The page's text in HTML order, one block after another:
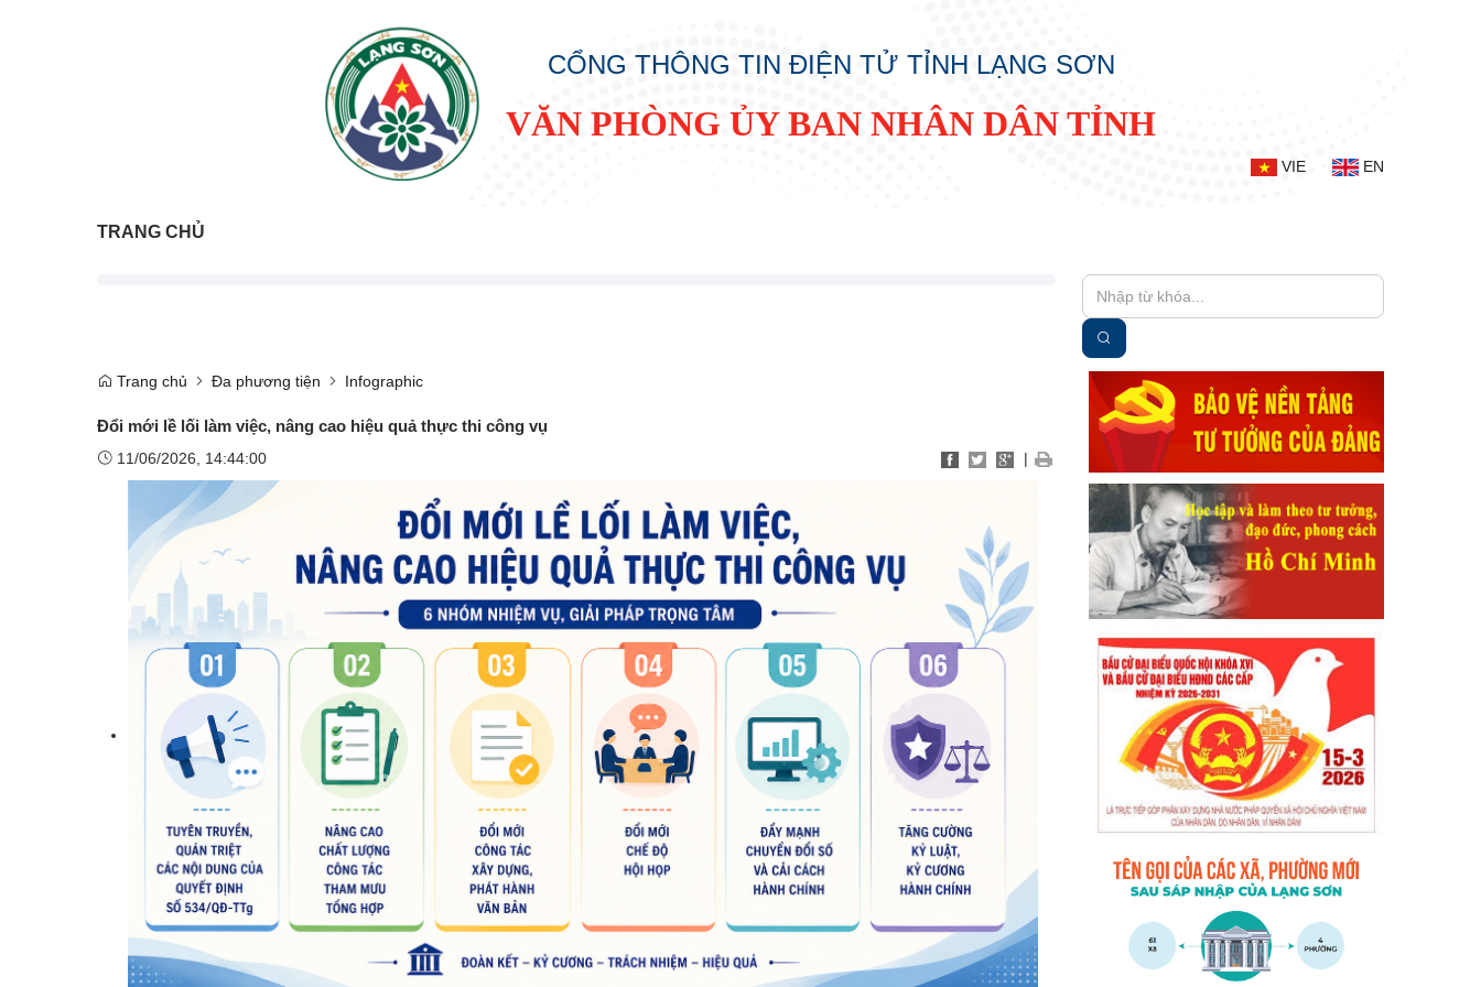
CỔNG THÔNG TIN ĐIỆN TỬ TỈNH LẠNG SƠN
VĂN PHÒNG ỦY BAN NHÂN DÂN TỈNH
VIE EN
TRANG CHỦ
Trang chủ Đa phương tiện Infographic
Đổi mới lề lối làm việc, nâng cao hiệu quả thực thi công vụ
11/06/2026, 14:44:00 |